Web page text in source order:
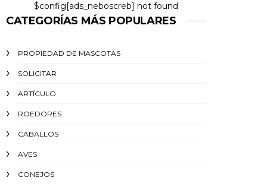
$config[ads_neboscreb] not found
CATEGORÍAS MÁS POPULARES
PROPIEDAD DE MASCOTAS
SOLICITAR
ARTÍCULO
ROEDORES
CABALLOS
AVES
CONEJOS